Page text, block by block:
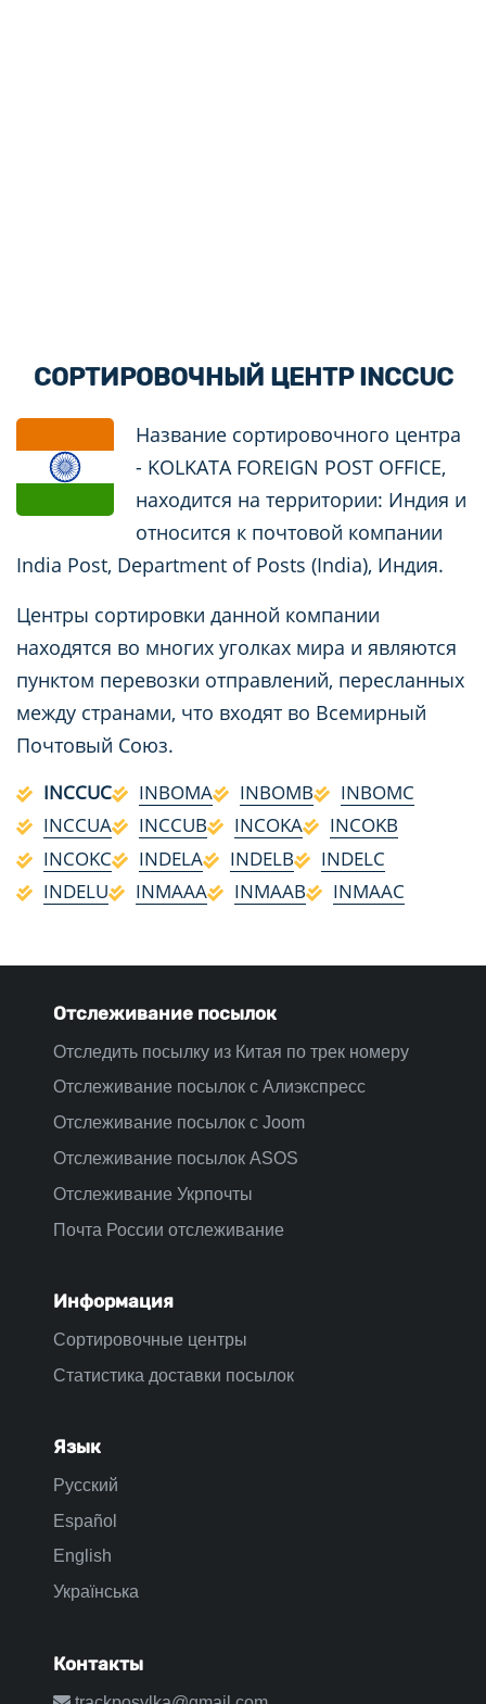
СОРТИРОВОЧНЫЙ ЦЕНТР INCCUC
Название сортировочного центра
- KOLKATA FOREIGN POST OFFICE,
находится на территории: Индия и
относится к почтовой компании
India Post, Department of Posts (India), Индия.
Центры сортировки данной компании
находятся во многих уголках мира и являются
пунктом перевозки отправлений, пересланных
между странами, что входят во Всемирный
Почтовый Союз.
INCCUC INBOMA INBOMB
INBOMC
INCCUA
INCCUB INCOKA
INCOKB
INCOKC
INDELA INDELB
INDELC
INDELU
INMAAA INMAAB INMAAC
Отслеживание посылок
Отследить посылку из Китая по трек номеру
Отслеживание посылок с Алиэкспресс
Отслеживание посылок с Joom
Отслеживание посылок ASOS
Отслеживание Укрпочты
Почта России отслеживание
Информация
Сортировочные центры
Статистика доставки посылок
Язык
Русский
Español
English
Українська
Контакты